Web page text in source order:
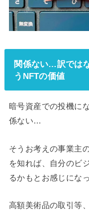
関係ない…訳では
うNFTの価値
暗号資産での投機に
係ない…
そうお考えの事業主
を知れば、自分のビ
るかもとお感じにな
高額美術品の取引等